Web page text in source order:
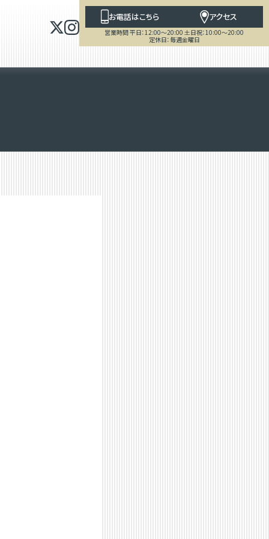
お電話はこちら アクセス
営業時間 平日：12:00～20:00 土日祝：10:00～20:00
定休日：毎週金曜日